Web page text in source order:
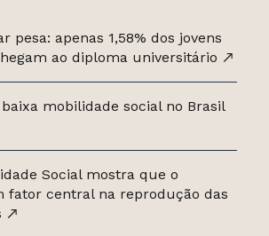
pesa: apenas 1,58% dos jovens
ao diploma universitário
mobilidade social no Brasil
Social mostra que o
fator central na reprodução das